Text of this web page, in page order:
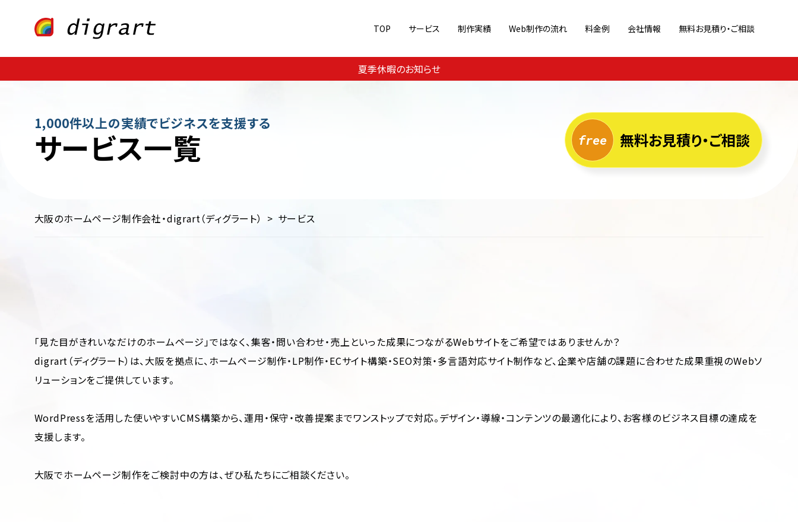
夏季休暇のお知らせ
TOP サービス
Web集客・運用支援
制作実績
ジャンル別に見る
Web制作の流れ 料金例 会社情報 無料お見積り・ご相談
無料お見積り・ご相談
1,000件以上の実績でビジネスを支援する
サービス一覧
大阪のホームページ制作会社・digrart（ディグラート） サービス
「見た目がきれいなだけのホームページ」ではなく、集客・問い合わせ・売上といった成果につながるWebサイトをご希望ではありませんか？
digrart（ディグラート）は、大阪を拠点に、ホームページ制作・LP制作・ECサイト構築・SEO対策・多言語対応サイト制作など、企業や店舗の課題に合わせた成果重視のWebソ
リューションをご提供しています。
WordPressを活用した使いやすいCMS構築から、運用・保守・改善提案までワンストップで対応。デザイン・導線・コンテンツの最適化により、お客様のビジネス目標の達成を
支援します。
大阪でホームページ制作をご検討中の方は、ぜひ私たちにご相談ください。